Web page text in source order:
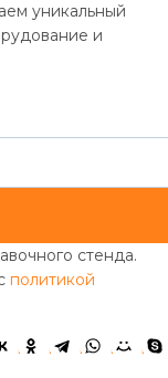
уникальный
и
стенда.
политикой